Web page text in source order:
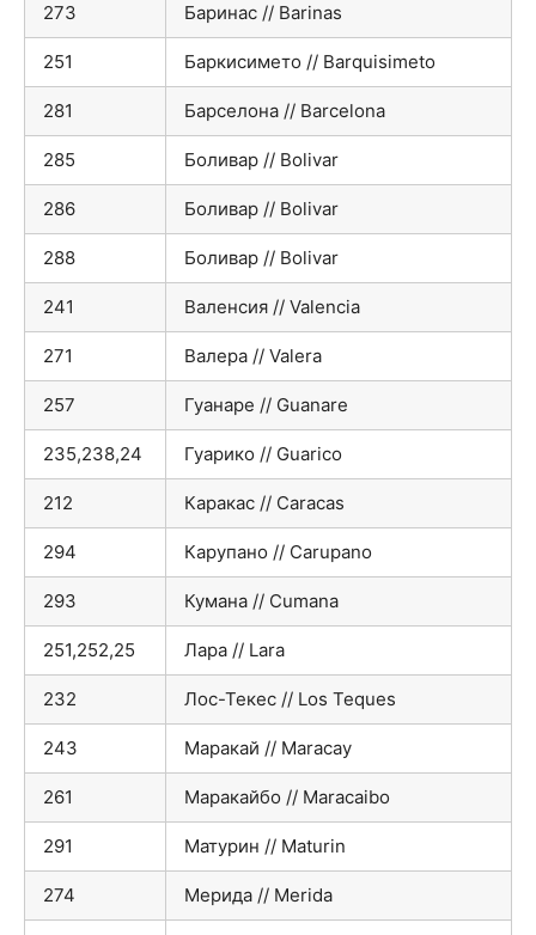
273 Баринас // Barinas
251 Баркисимето // Barquisimeto
281 Барселона // Barcelona
285 Боливар // Bolivar
286 Боливар // Bolivar
288 Боливар // Bolivar
241 Валенсия // Valencia
271 Валерa // Valera
257 Гуанаре // Guanare
235,238,24 Гуарико // Guarico
212 Каракас // Caracas
294 Карупано // Carupano
293 Кумана // Cumana
251,252,25 Лара // Lara
232 Лос-Текес // Los Teques
243 Маракай // Maracay
261 Маракайбо // Maracaibo
291 Матурин // Maturin
274 Мерида // Merida